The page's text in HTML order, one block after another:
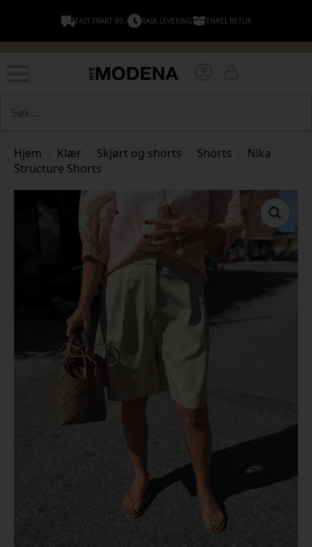
FAST FRAKT 99,- RASK LEVERING ENKEL RETUR
Hjem Klær Skjørt og shorts Shorts
Nika
Structure Shorts